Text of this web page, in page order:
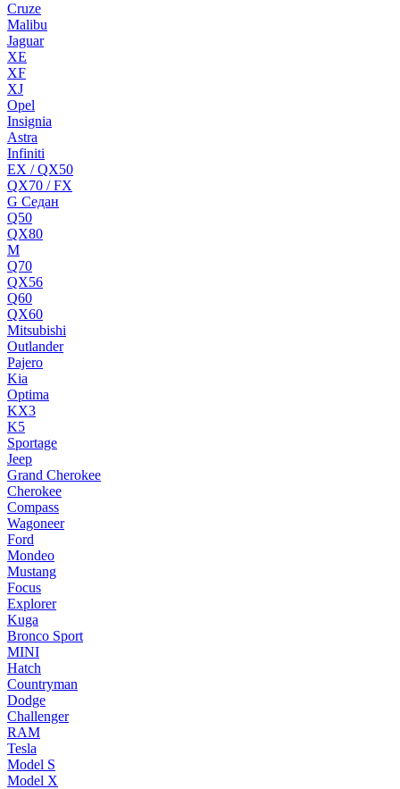
Cruze
Malibu
Jaguar
XE
XF
XJ
Opel
Insignia
Astra
Infiniti
EX / QX50
QX70 / FX
G Cедан
Q50
QX80
M
Q70
QX56
Q60
QX60
Mitsubishi
Outlander
Pajero
Kia
Optima
KX3
K5
Sportage
Jeep
Grand Cherokee
Cherokee
Compass
Wagoneer
Ford
Mondeo
Mustang
Focus
Explorer
Kuga
Bronco Sport
MINI
Hatch
Countryman
Dodge
Challenger
RAM
Tesla
Model S
Model X